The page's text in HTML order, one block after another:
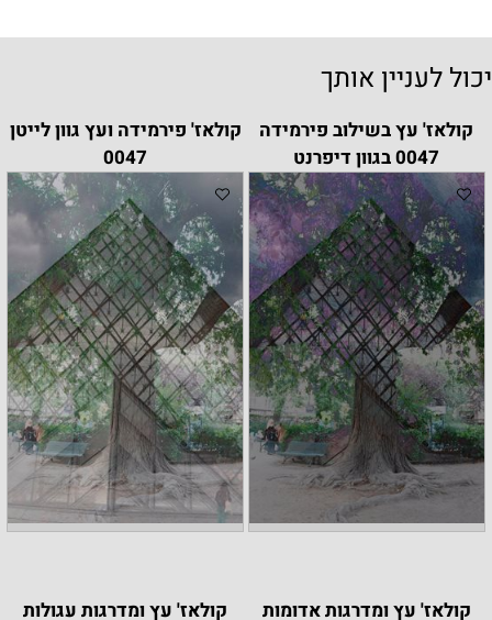
יכול לעניין אותך
קולאז' עץ בשילוב פירמידה
0047 בגוון דיפרנט
קולאז' פירמידה ועץ גוון לייטן
0047
קולאז' עץ ומדרגות אדומות קולאז' עץ ומדרגות עגולות